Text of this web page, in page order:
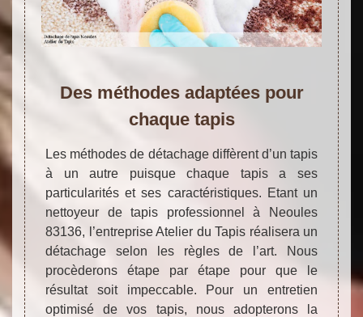
Des méthodes adaptées pour
chaque tapis
Les méthodes de détachage diffèrent d’un tapis
à un autre puisque chaque tapis a ses
particularités et ses caractéristiques. Etant un
nettoyeur de tapis professionnel à Neoules
83136, l’entreprise Atelier du Tapis réalisera un
détachage selon les règles de l’art. Nous
procèderons étape par étape pour que le
résultat soit impeccable. Pour un entretien
optimisé de vos tapis, nous adopterons la